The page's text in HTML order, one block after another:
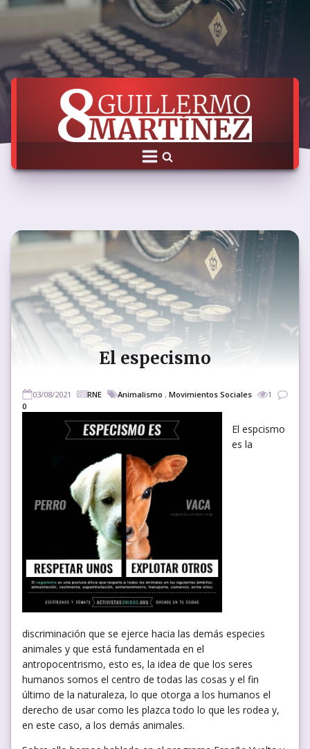
El especismo
03/08/2021 RNE Animalismo , Movimientos Sociales
1
0
El espcismo
es la
discriminación que se ejerce hacia las demás especies
animales y que está fundamentada en el
antropocentrismo, esto es, la idea de que los seres
humanos somos el centro de todas las cosas y el fin
último de la naturaleza, lo que otorga a los humanos el
derecho de usar como les plazca todo lo que les rodea y,
en este caso, a los demás animales.